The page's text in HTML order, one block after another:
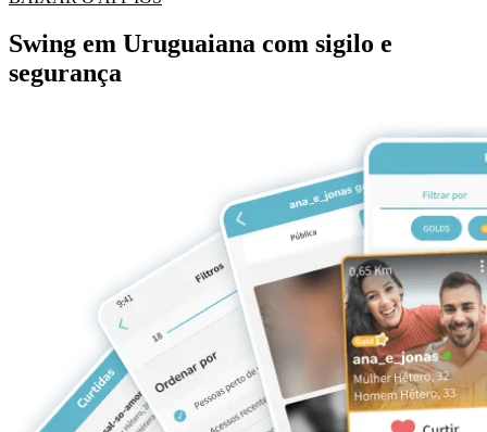
Swing em Uruguaiana com sigilo e
segurança